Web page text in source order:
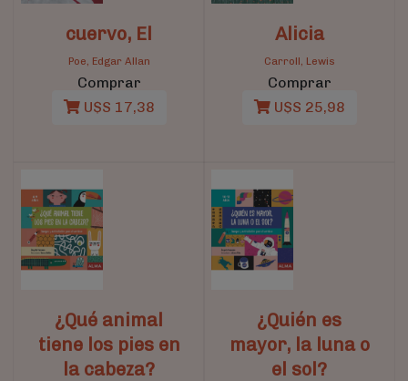
cuervo, El
Poe, Edgar Allan
Comprar
U$S 17,38
Alicia
Carroll, Lewis
Comprar
U$S 25,98
¿Qué animal
tiene los pies en
la cabeza?
¿Quién es
mayor, la luna o
el sol?